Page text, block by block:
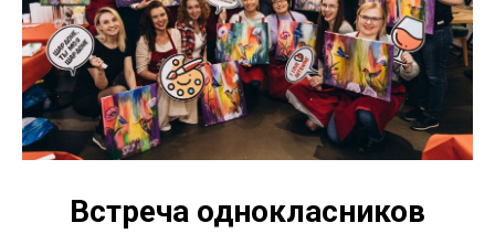
Встреча однокласников